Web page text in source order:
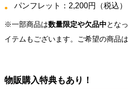
パンフレット：2,200円（税込）
※一部商品は数量限定や欠品中とな
イテムもございます。ご希望の商品
物販購入特典もあり！